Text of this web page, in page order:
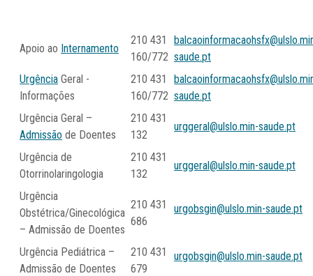
Apoio ao Internamento
210 431
160/772 saude.pt
Urgência Geral -
Informações
210 431
160/772 saude.pt
Urgência Geral –
Admissão de Doentes
210 431
132
urggeral@ulslo.min-saude.pt
Urgência de
Otorrinolaringologia
210 431
132
urggeral@ulslo.min-saude.pt
Urgência
Obstétrica/Ginecológica
– Admissão de Doentes
210 431
686
urgobsgin@ulslo.min-saude.pt
Urgência Pediátrica –
Admissão de Doentes
210 431
679
urgobsgin@ulslo.min-saude.pt